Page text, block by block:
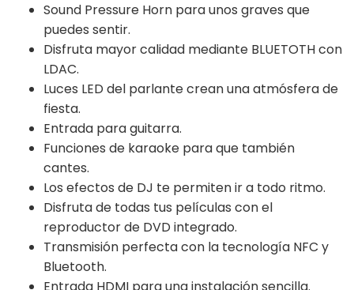
Sound Pressure Horn para unos graves que
puedes sentir.
Disfruta mayor calidad mediante BLUETOTH con
LDAC.
Luces LED del parlante crean una atmósfera de
fiesta.
Entrada para guitarra.
Funciones de karaoke para que también
cantes.
Los efectos de DJ te permiten ir a todo ritmo.
Disfruta de todas tus películas con el
reproductor de DVD integrado.
Transmisión perfecta con la tecnología NFC y
Bluetooth.